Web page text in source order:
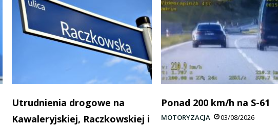
Utrudnienia drogowe na
Kawaleryjskiej, Raczkowskiej i
Ponad 200 km/h na S-61
MOTORYZACJA 03/08/2026